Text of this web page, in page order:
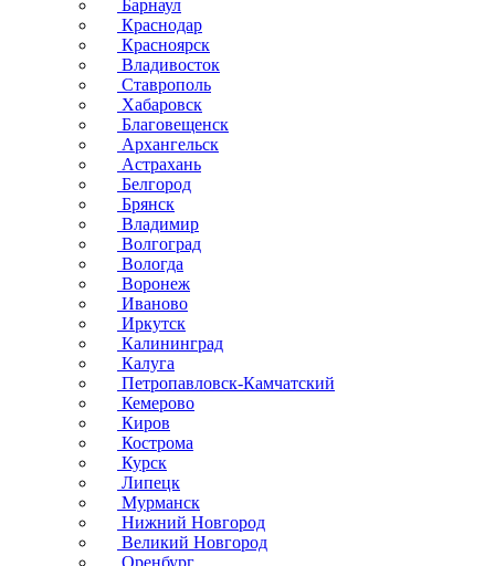
Барнаул
Краснодар
Красноярск
Владивосток
Ставрополь
Хабаровск
Благовещенск
Архангельск
Астрахань
Белгород
Брянск
Владимир
Волгоград
Вологда
Воронеж
Иваново
Иркутск
Калининград
Калуга
Петропавловск-Камчатский
Кемерово
Киров
Кострома
Курск
Липецк
Мурманск
Нижний Новгород
Великий Новгород
Оренбург